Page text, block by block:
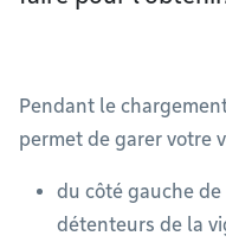
Pendant le
permet de garer votre
du côté gauche
détenteurs de la